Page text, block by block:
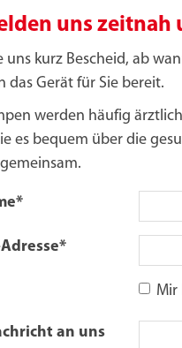
uns zeitnah
uns kurz Bescheid, ab
das Gerät für Sie bereit.
werden häufig
es bequem über die
*
*
Mir
an uns